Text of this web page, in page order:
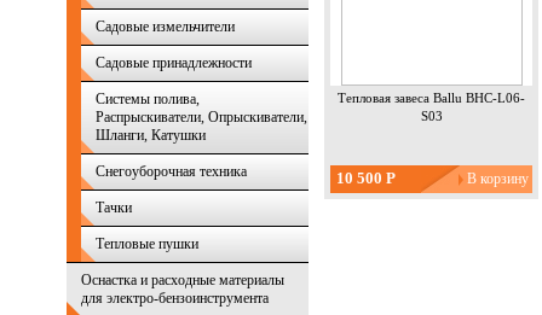
Садовые измельчители
Садовые принадлежности
Системы полива,
Распрыскиватели, Опрыскиватели,
Шланги, Катушки
Снегоуборочная техника
Тачки
Тепловые пушки
Оснастка и расходные материалы
для электро-бензоинструмента
Тепловая завеса Ballu BHC-L06-
S03
10 500 Р